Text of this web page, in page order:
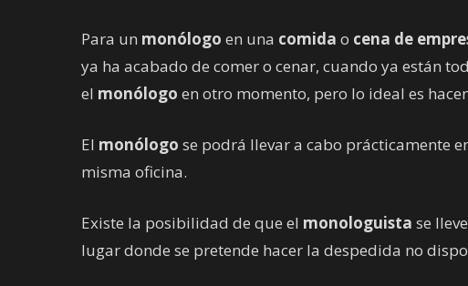
Para un monólogo en una comida o cena de
ya ha acabado de comer o cenar, cuando ya están
el monólogo en otro momento, pero lo ideal es
El monólogo se podrá llevar a cabo prácticamente
misma oficina.
Existe la posibilidad de que el monologuista se
lugar donde se pretende hacer la despedida no